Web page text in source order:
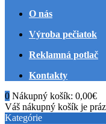
O nás
Výroba pečiatok
Reklamná potlač
Kontakty
0 Nákupný košík: 0,00€
Váš nákupný košík je
Kategórie